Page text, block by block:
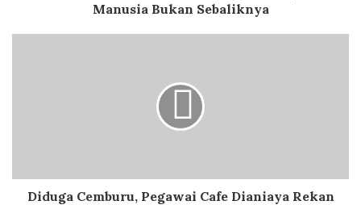
Manusia Bukan Sebaliknya
Diduga Cemburu, Pegawai Cafe Dianiaya Rekan